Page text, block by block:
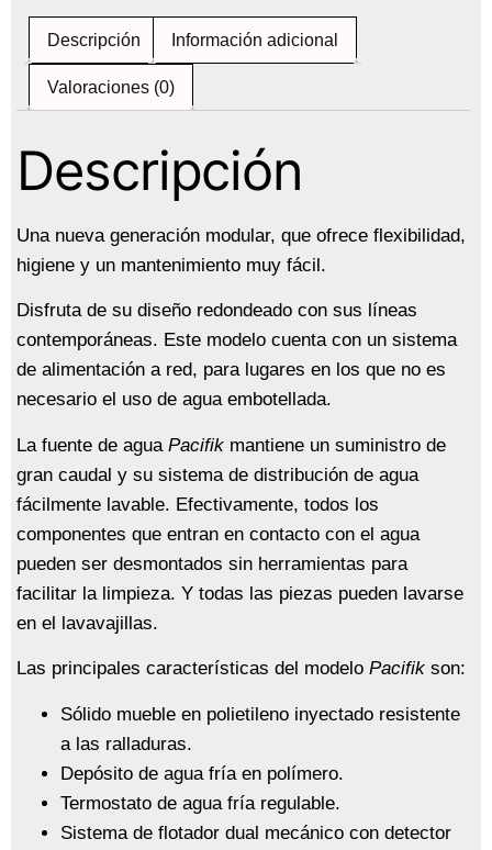
Descripción Información adicional
Valoraciones (0)
Descripción
Una nueva generación modular, que ofrece flexibilidad,
higiene y un mantenimiento muy fácil.
Disfruta de su diseño redondeado con sus líneas
contemporáneas. Este modelo cuenta con un sistema
de alimentación a red, para lugares en los que no es
necesario el uso de agua embotellada.
La fuente de agua Pacifik mantiene un suministro de
gran caudal y su sistema de distribución de agua
fácilmente lavable. Efectivamente, todos los
componentes que entran en contacto con el agua
pueden ser desmontados sin herramientas para
facilitar la limpieza. Y todas las piezas pueden lavarse
en el lavavajillas.
Las principales características del modelo Pacifik son:
Sólido mueble en polietileno inyectado resistente
a las ralladuras.
Depósito de agua fría en polímero.
Termostato de agua fría regulable.
Sistema de flotador dual mecánico con detector